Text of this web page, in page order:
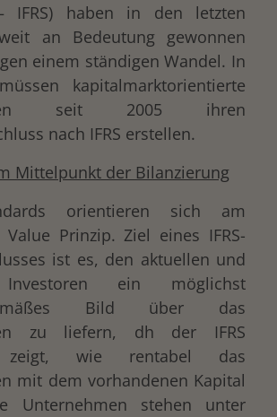
IFRS) haben in den letzten
an Bedeutung gewonnen
einem ständigen Wandel. In
kapitalmarktorientierte
seit 2005 ihren
nach IFRS erstellen.
Mittelpunkt der Bilanzierung
orientieren sich am
Value Prinzip. Ziel eines IFRS-
ist es, den aktuellen und
ein möglichst
Bild über das
zu liefern, dh der IFRS
zeigt, wie rentabel das
mit dem vorhandenen Kapital
Unternehmen stehen unter